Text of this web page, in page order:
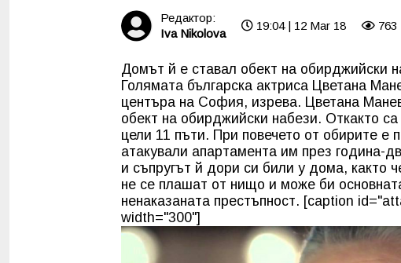
Редактор:
Iva Nikolova
19:04 | 12 Mar 18 763
Домът й е ставал обект на обирджийски
Голямата българска актриса Цветана
центъра на София, изрева. Цветана
обект на обирджийски набези. Откакто
цели 11 пъти. При повечето от обирите е
атакували апартамента им през година-
и съпругът й дори си били у дома, както
не се плашат от нищо и може би
ненаказаната престъпност. [caption
width="300"]